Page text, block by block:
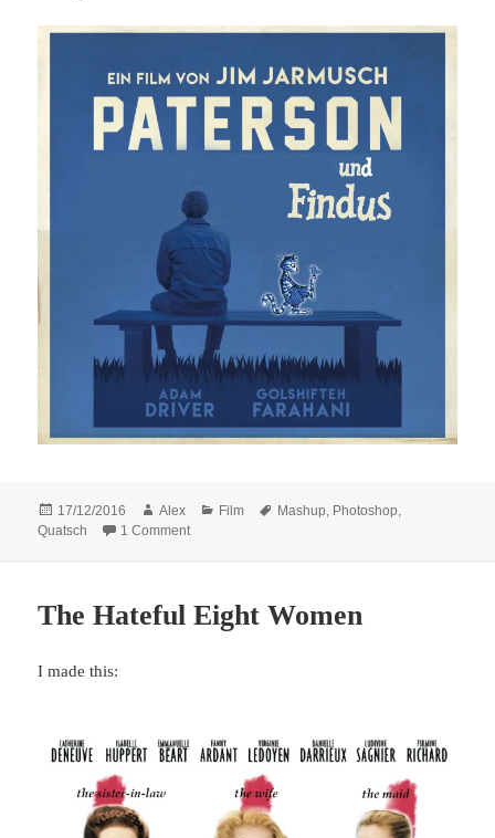
Posted
on
17/12/2016 Author
Alex Categories
Film Tags
Mashup, Photoshop,
Quatsch
1 Commenton Bin sehr gespannt auf dieses Sequel zu
The Hateful Eight Women
I made this: